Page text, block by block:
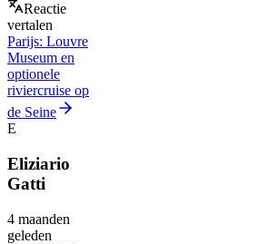
Reactie
vertalen
Parijs: Louvre
Museum en
optionele
riviercruise op
de Seine
E
Eliziario
Gatti
4 maanden
geleden